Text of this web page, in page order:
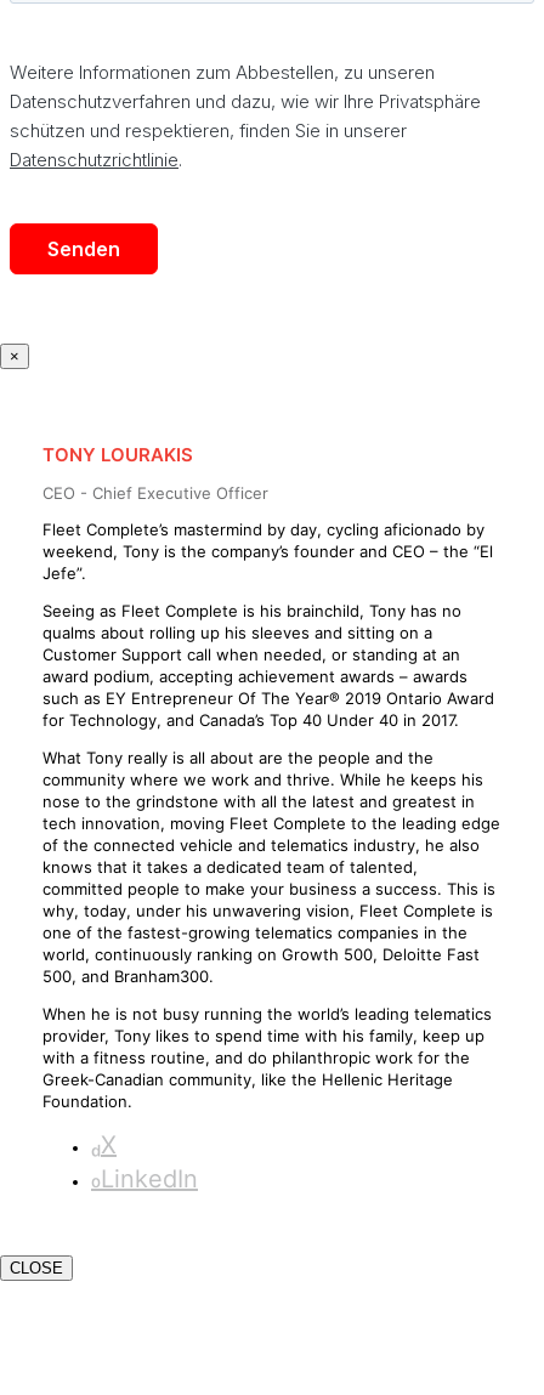
×
TONY LOURAKIS
CEO - Chief Executive Officer
Fleet Complete’s mastermind by day, cycling aficionado by
weekend, Tony is the company’s founder and CEO – the “El
Jefe”.
Seeing as Fleet Complete is his brainchild, Tony has no
qualms about rolling up his sleeves and sitting on a
Customer Support call when needed, or standing at an
award podium, accepting achievement awards – awards
such as EY Entrepreneur Of The Year® 2019 Ontario Award
for Technology, and Canada’s Top 40 Under 40 in 2017.
What Tony really is all about are the people and the
community where we work and thrive. While he keeps his
nose to the grindstone with all the latest and greatest in
tech innovation, moving Fleet Complete to the leading edge
of the connected vehicle and telematics industry, he also
knows that it takes a dedicated team of talented,
committed people to make your business a success. This is
why, today, under his unwavering vision, Fleet Complete is
one of the fastest-growing telematics companies in the
world, continuously ranking on Growth 500, Deloitte Fast
500, and Branham300.
When he is not busy running the world’s leading telematics
provider, Tony likes to spend time with his family, keep up
with a fitness routine, and do philanthropic work for the
Greek-Canadian community, like the Hellenic Heritage
Foundation.
X
LinkedIn
CLOSE